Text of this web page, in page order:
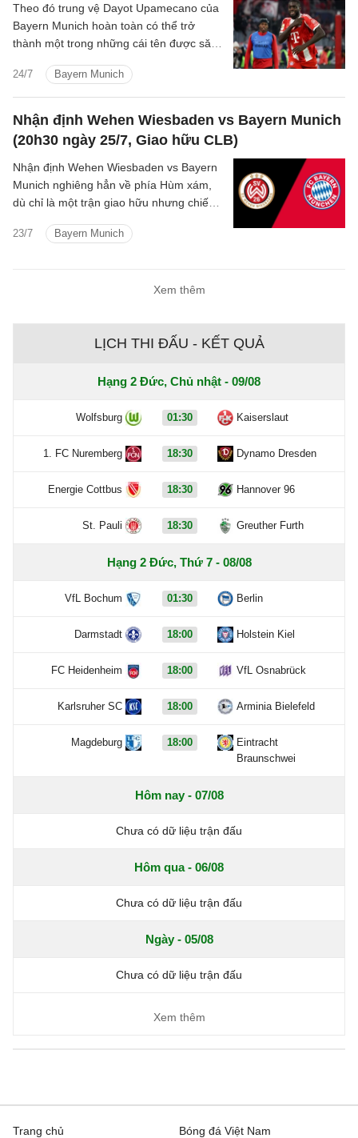
24/7 Bayern Munich
Theo đó trung vệ Dayot Upamecano của
Bayern Munich hoàn toàn có thể trở
thành một trong những cái tên được săn
nhượng châu Âu vào mùa hè năm 2027.
Nhận định Wehen Wiesbaden vs Bayern Munich
(20h30 ngày 25/7, Giao hữu CLB)
23/7 Bayern Munich
Nhận định Wehen Wiesbaden vs Bayern
Munich nghiêng hẳn về phía Hùm xám,
dù chỉ là một trận giao hữu nhưng chiến
Xem thêm
LỊCH THI ĐẤU - KẾT QUẢ
Hạng 2 Đức, Chủ nhật - 09/08
Wolfsburg 01:30 Kaiserslaut
1. FC Nuremberg 18:30 Dynamo Dresden
Energie Cottbus 18:30 Hannover 96
St. Pauli 18:30 Greuther Furth
Hạng 2 Đức, Thứ 7 - 08/08
VfL Bochum 01:30 Berlin
Darmstadt 18:00 Holstein Kiel
FC Heidenheim 18:00 VfL Osnabrück
Karlsruher SC 18:00 Arminia Bielefeld
Magdeburg 18:00
Eintracht
Braunschwei
Hôm nay - 07/08
Chưa có dữ liệu trận đấu
Hôm qua - 06/08
Chưa có dữ liệu trận đấu
Ngày - 05/08
Chưa có dữ liệu trận đấu
Xem thêm
Trang chủ
Bóng đá Việt Nam